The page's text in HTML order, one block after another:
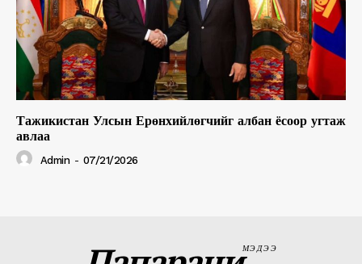
Тажикистан Улсын Ерөнхийлөгчийг албан ёсоор угтаж
авлаа
Admin - 07/21/2026
МЭДЭЭ